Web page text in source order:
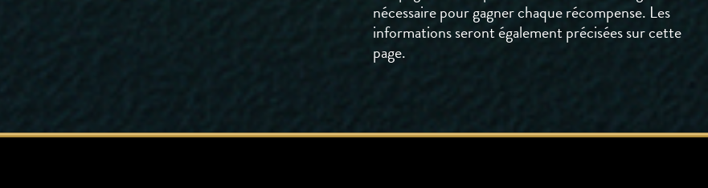
nécessaire pour gagner chaque récompense. Les
informations seront également précisées sur cette
page.